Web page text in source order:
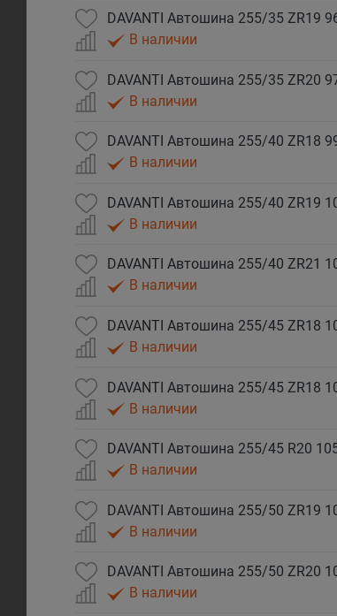
DAVANTI Автошина 255/35 ZR19
В наличии
DAVANTI Автошина 255/35 ZR20
В наличии
DAVANTI Автошина 255/40 ZR18
В наличии
DAVANTI Автошина 255/40 ZR19
В наличии
DAVANTI Автошина 255/40 ZR21
В наличии
DAVANTI Автошина 255/45 ZR18
В наличии
DAVANTI Автошина 255/45 ZR18
В наличии
DAVANTI Автошина 255/45 R20
В наличии
DAVANTI Автошина 255/50 ZR19
В наличии
DAVANTI Автошина 255/50 ZR20
В наличии